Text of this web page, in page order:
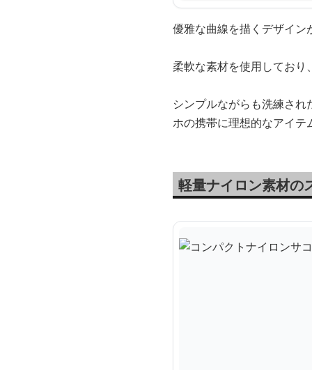
優雅な曲線を描くデザイ
柔軟な素材を使用してお
シンプルながらも洗練さ
ホの携帯に理想的なアイテ
軽量ナイロン素材の